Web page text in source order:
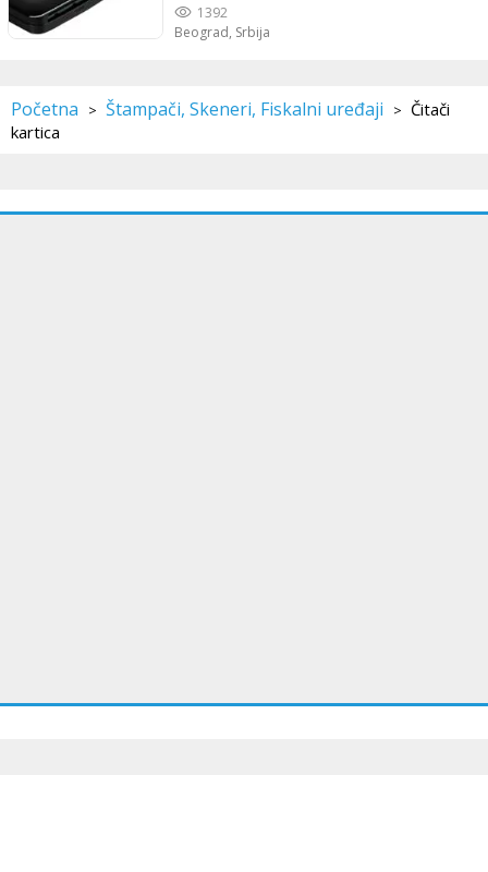
Težina 17gr
1392
Beograd, Srbija
Početna > Štampači, Skeneri, Fiskalni uređaji > Čitači
kartica